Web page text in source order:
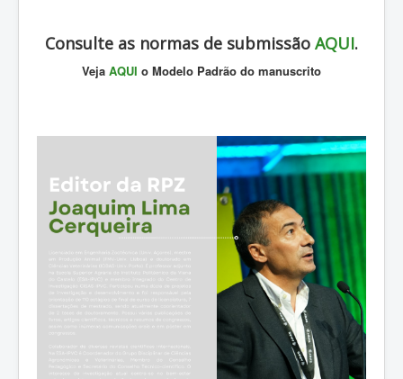
Consulte as normas de submissão AQUI.
Veja AQUI o Modelo Padrão do manuscrito